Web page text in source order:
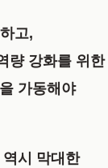
고,
량 강화를 위한
가동해야
시 막대한